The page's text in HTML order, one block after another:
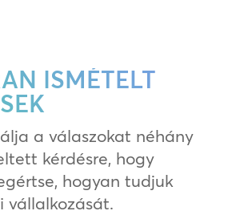
ISMÉTELT
a válaszokat néhány
kérdésre, hogy
hogyan tudjuk